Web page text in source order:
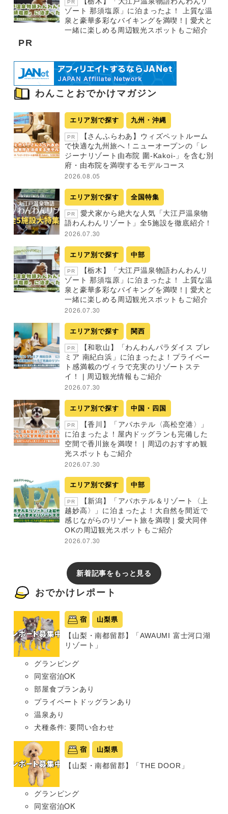
PR
ゾート 那須塩原」に泊まったよ！ 上質な温
泉と豪華多彩なバイキングを満喫！| 愛犬と
一緒に楽しめる周辺観光スポットもご紹介
PR
わんことおでかけマガジン
エリア別で探す 九州・沖縄
PR
【さんふらわあ】ウィズペットルーム
で快適な九州旅へ！ニューオープンの「レ
ジーナリゾート由布院 圍-Kakoi-」を含む別
府・由布院を満喫するモデルコース
2026.08.05
エリア別で探す 全国特集
PR
愛犬家から絶大な人気「大江戸温泉物
語わんわんリゾート」全5施設を徹底紹介！
2026.07.30
エリア別で探す 中部
PR
【栃木】「大江戸温泉物語わんわんリ
ゾート 那須塩原」に泊まったよ！ 上質な温
泉と豪華多彩なバイキングを満喫！| 愛犬と
一緒に楽しめる周辺観光スポットもご紹介
2026.07.30
エリア別で探す 関西
PR
【和歌山】「わんわんパラダイス プレ
ミア 南紀白浜」に泊まったよ！プライベー
ト感満載のヴィラで充実のリゾートステ
イ！ | 周辺観光情報もご紹介
2026.07.30
エリア別で探す 中国・四国
PR
【香川】「アパホテル〈高松空港〉」
に泊まったよ！屋内ドッグランも完備した
空間で香川旅を満喫！ | 周辺のおすすめ観
光スポットもご紹介
2026.07.30
エリア別で探す 中部
PR
【新潟】「アパホテル＆リゾート〈上
越妙高〉」に泊まったよ！大自然を間近で
感じながらのリゾート旅を満喫 | 愛犬同伴
OKの周辺観光スポットもご紹介
2026.07.30
新着記事をもっと見る
おでかけレポート
宿 山梨県
【山梨・南都留郡】「AWAUMI 富士河口湖
リゾート」
グランピング
同室宿泊OK
部屋食プランあり
プライベートドッグランあり
温泉あり
犬種条件: 要問い合わせ
宿 山梨県
【山梨・南都留郡】「THE DOOR」
グランピング
同室宿泊OK